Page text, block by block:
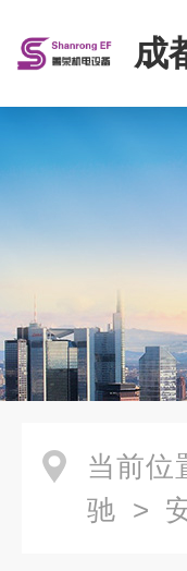
成
当前位
驰 >